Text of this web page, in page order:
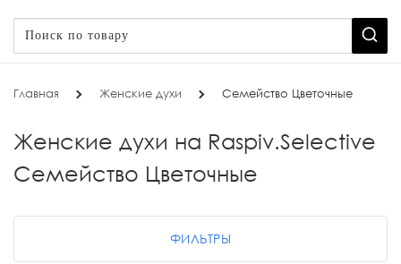
Главная Женские духи Семейство Цветочные
Женские духи на Raspiv.Selective
Семейство Цветочные
ФИЛЬТРЫ